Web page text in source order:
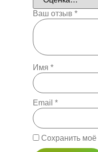
Ваш отзыв *
Имя *
Email *
Сохранить